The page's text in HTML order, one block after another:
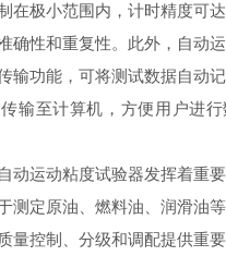
在极小范围内，计时精度可
确性和重复性。此外，自动
输功能，可将测试数据自动
输至计算机，方便用户进
运动粘度试验器发挥着重要
测定原油、燃料油、润滑油
量控制、分级和调配提供重